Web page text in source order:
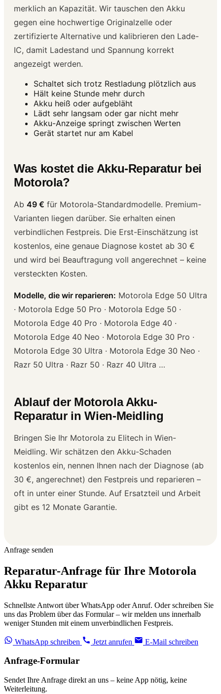
merklich an Kapazität. Wir tauschen den Akku
gegen eine hochwertige Originalzelle oder
zertifizierte Alternative und kalibrieren den Lade-
IC, damit Ladestand und Spannung korrekt
angezeigt werden.
Schaltet sich trotz Restladung plötzlich aus
Hält keine Stunde mehr durch
Akku heiß oder aufgebläht
Lädt sehr langsam oder gar nicht mehr
Akku-Anzeige springt zwischen Werten
Gerät startet nur am Kabel
Was kostet die Akku-Reparatur bei
Motorola?
Ab 49 € für Motorola-Standardmodelle. Premium-
Varianten liegen darüber. Sie erhalten einen
verbindlichen Festpreis. Die Erst-Einschätzung ist
kostenlos, eine genaue Diagnose kostet ab 30 €
und wird bei Beauftragung voll angerechnet – keine
versteckten Kosten.
Modelle, die wir reparieren: Motorola Edge 50 Ultra
· Motorola Edge 50 Pro · Motorola Edge 50 ·
Motorola Edge 40 Pro · Motorola Edge 40 ·
Motorola Edge 40 Neo · Motorola Edge 30 Pro ·
Motorola Edge 30 Ultra · Motorola Edge 30 Neo ·
Razr 50 Ultra · Razr 50 · Razr 40 Ultra …
Ablauf der Motorola Akku-
Reparatur in Wien-Meidling
Bringen Sie Ihr Motorola zu Elitech in Wien-
Meidling. Wir schätzen den Akku-Schaden
kostenlos ein, nennen Ihnen nach der Diagnose (ab
30 €, angerechnet) den Festpreis und reparieren –
oft in unter einer Stunde. Auf Ersatzteil und Arbeit
gibt es 12 Monate Garantie.
Anfrage senden
Reparatur-Anfrage für Ihre Motorola
Akku Reparatur
Schnellste Antwort über WhatsApp oder Anruf. Oder schreiben Sie
uns das Problem über das Formular – wir melden uns innerhalb
weniger Stunden mit einem unverbindlichen Festpreis.
WhatsApp schreiben Jetzt anrufen E-Mail schreiben
Anfrage-Formular
Sendet Ihre Anfrage direkt an uns – keine App nötig, keine
Weiterleitung.